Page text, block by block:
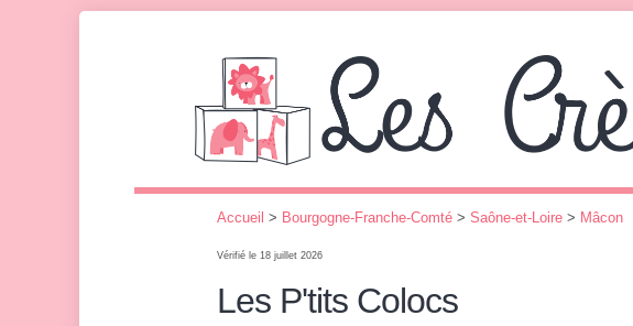
Accueil > Bourgogne-Franche-Comté > Saône-et-Loire > Mâcon
Vérifié le 18 juillet 2026
Les P'tits Colocs